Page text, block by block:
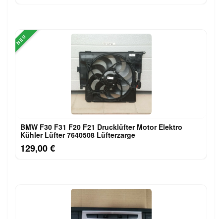
NEU
BMW F30 F31 F20 F21 Drucklüfter Motor Elektro
Kühler Lüfter 7640508 Lüfterzarge
129,00 €